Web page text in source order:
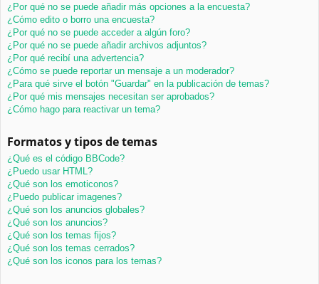
¿Por qué no se puede añadir más opciones a la encuesta?
¿Cómo edito o borro una encuesta?
¿Por qué no se puede acceder a algún foro?
¿Por qué no se puede añadir archivos adjuntos?
¿Por qué recibí una advertencia?
¿Cómo se puede reportar un mensaje a un moderador?
¿Para qué sirve el botón "Guardar" en la publicación de temas?
¿Por qué mis mensajes necesitan ser aprobados?
¿Cómo hago para reactivar un tema?
Formatos y tipos de temas
¿Qué es el código BBCode?
¿Puedo usar HTML?
¿Qué son los emoticonos?
¿Puedo publicar imagenes?
¿Qué son los anuncios globales?
¿Qué son los anuncios?
¿Qué son los temas fijos?
¿Qué son los temas cerrados?
¿Qué son los iconos para los temas?